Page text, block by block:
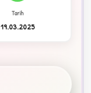
Tarih
19.03.2025